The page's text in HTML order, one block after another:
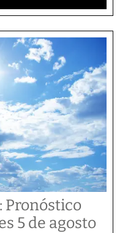
Pronóstico
5 de agosto